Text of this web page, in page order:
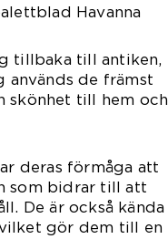
Havanna
tillbaka till antiken,
används de främst
skönhet till hem och
deras förmåga att
som bidrar till att
De är också kända
gör dem till en